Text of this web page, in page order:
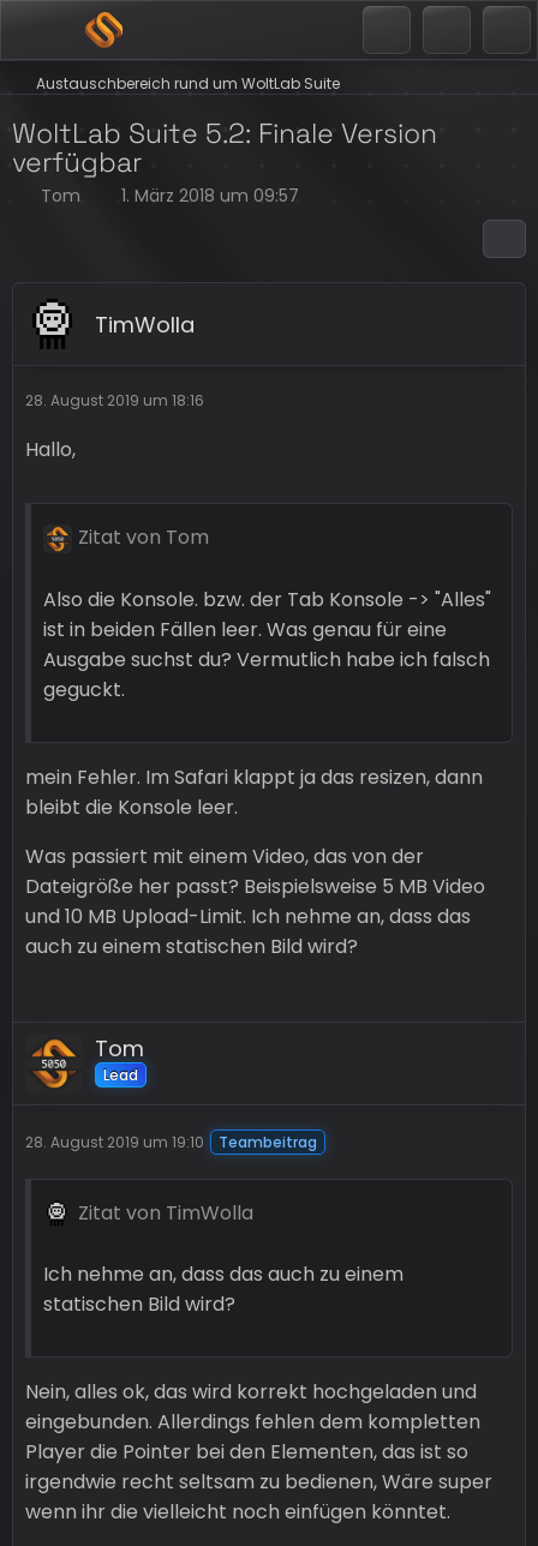
Austauschbereich rund um WoltLab Suite
WoltLab Suite 5.2: Finale Version
verfügbar
Tom 1. März 2018 um 09:57
TimWolla
28. August 2019 um 18:16
Hallo,
Zitat von Tom
Also die Konsole. bzw. der Tab Konsole -> "Alles"
ist in beiden Fällen leer. Was genau für eine
Ausgabe suchst du? Vermutlich habe ich falsch
geguckt.
mein Fehler. Im Safari klappt ja das resizen, dann
bleibt die Konsole leer.
Was passiert mit einem Video, das von der
Dateigröße her passt? Beispielsweise 5 MB Video
und 10 MB Upload-Limit. Ich nehme an, dass das
auch zu einem statischen Bild wird?
Tom
Lead
28. August 2019 um 19:10 Teambeitrag
Zitat von TimWolla
Ich nehme an, dass das auch zu einem
statischen Bild wird?
Nein, alles ok, das wird korrekt hochgeladen und
eingebunden. Allerdings fehlen dem kompletten
Player die Pointer bei den Elementen, das ist so
irgendwie recht seltsam zu bedienen, Wäre super
wenn ihr die vielleicht noch einfügen könntet.